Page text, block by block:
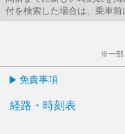
付を検索した場合は、乗車前
※一部
免責事項
経路・時刻表